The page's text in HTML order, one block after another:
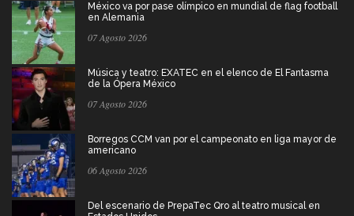
México va por pase olímpico en mundial de flag football
en Alemania
07 Agosto 2026
Música y teatro: EXATEC en el elenco de El Fantasma
de la Ópera México
07 Agosto 2026
Borregos CCM van por el campeonato en liga mayor de
americano
06 Agosto 2026
Del escenario de PrepaTec Qro al teatro musical en